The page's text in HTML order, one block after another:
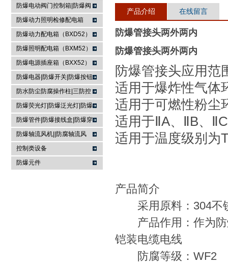
防爆主令控制器
防爆电动阀门控制箱|防爆阀
门箱
防爆动力照明检修配电箱
防爆动力配电箱（BXD52）
防爆照明配电箱（BXM52）
防爆电源插座箱（BXX52）
防爆电器|防爆开关|防爆按钮
防水防尘防腐操作柱|三防控
制箱|
防爆荧光灯|防爆泛光灯|防爆
投光灯▏防爆应急灯
防爆管件|防爆接线盒|防爆穿
线盒|防爆活接头|防爆挠性管
防爆轴流风机||防腐轴流风
机|防爆排风扇
控制类设备
防爆元件
产品介绍 在线留言
防爆管接头两外两内
防爆管接头两外两内
防爆管接头应用范
适用于爆炸性气体
适用于可燃性粉尘
适用于ⅡA、ⅡB、
适用于温度级别为
产品简介
采用原料：304不
产品作用：作为防
铠装电缆电线
防腐等级：WF2